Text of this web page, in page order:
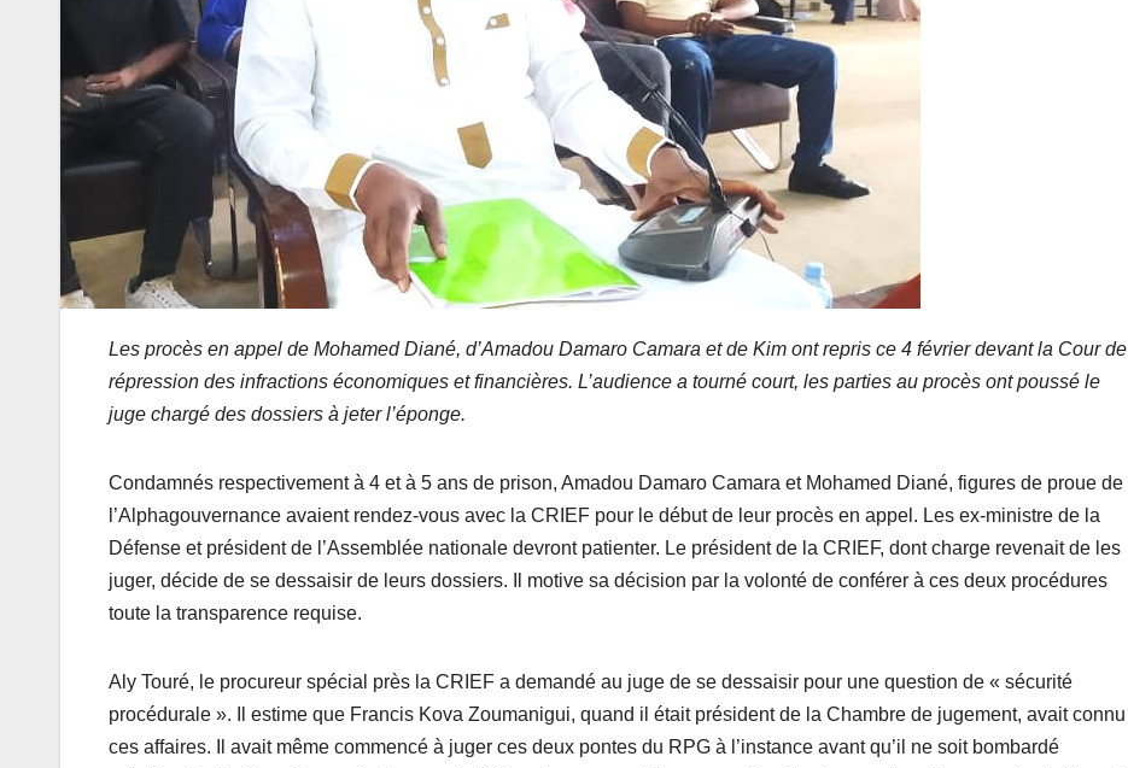
Les procès en appel de Mohamed Diané, d’Amadou Damaro Camara et de Kim ont repris ce 4 février devant la Cour de
répression des infractions économiques et financières. L’audience a tourné court, les parties au procès ont poussé le
juge chargé des dossiers à jeter l’éponge.
Condamnés respectivement à 4 et à 5 ans de prison, Amadou Damaro Camara et Mohamed Diané, figures de proue de
l’Alphagouvernance avaient rendez-vous avec la CRIEF pour le début de leur procès en appel. Les ex-ministre de la
Défense et président de l’Assemblée nationale devront patienter. Le président de la CRIEF, dont charge revenait de les
juger, décide de se dessaisir de leurs dossiers. Il motive sa décision par la volonté de conférer à ces deux procédures
toute la transparence requise.
Aly Touré, le procureur spécial près la CRIEF a demandé au juge de se dessaisir pour une question de « sécurité
procédurale ». Il estime que Francis Kova Zoumanigui, quand il était président de la Chambre de jugement, avait connu
ces affaires. Il avait même commencé à juger ces deux pontes du RPG à l’instance avant qu’il ne soit bombardé